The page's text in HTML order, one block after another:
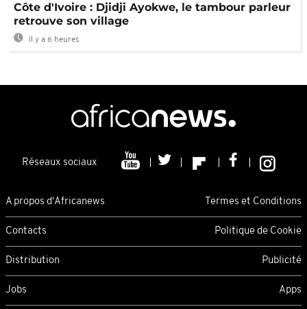
Côte d'Ivoire : Djidji Ayokwe, le tambour parleur
retrouve son village
Il y a 6 heures
Réseaux sociaux
A propos d'Africanews Termes et Conditions
Contacts Politique de Cookie
Distribution Publicité
Jobs Apps